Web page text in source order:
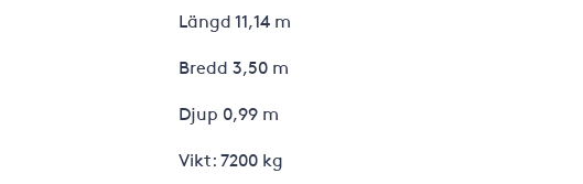
Längd 11,14 m
Bredd 3,50 m
Djup 0,99 m
Vikt: 7200 kg